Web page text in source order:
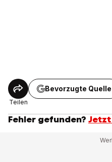
Teilen
Bevorzugte Quelle
Fehler gefunden?